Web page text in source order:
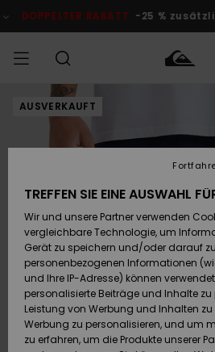
ProduktinformationRABATT -25 % zusätzlich
MÄNNER
Schuhe&
Flip-Flops
Surf
Schuhe&
Flip-Flops
Surf
FRAUEN
Brandneu
Highlights
Snow
SURF
Kinder
Highlights
SNOW
Snow Shop
Kinder
Snow Shop
Damen
Highlights
DOPPELTER
RABATT
KINDER
Outlet
Frauen
zugreifen
Retouren
Bezahlung
Geschenkkarte
Quiksilver
AUSVERKAUFT
TREFFEN SIE EINE AUSWAHL
Wir und unsere Partner verwenden
vergleichbare Technologie, um
Gerät zu speichern und/oder darauf
personenbezogenen Informationen
und Ihre IP-Adresse) können
personalisierte Beiträge und Inhalte
Leistung von Werbung und Inhalten
Werbung zu personalisieren, und um
zu erfahren, um die Produkte unserer